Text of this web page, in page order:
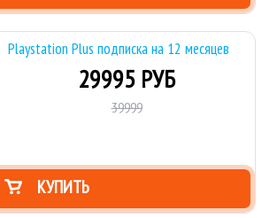
Playstation Plus подписка на 12 месяцев
29995 РУБ
39999
КУПИТЬ